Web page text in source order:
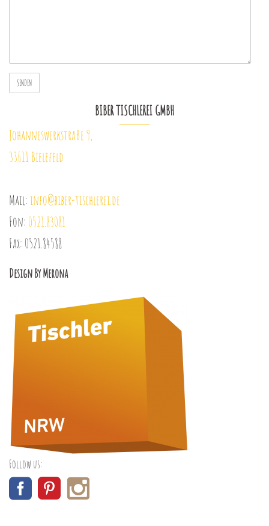
BIBER TISCHLEREI GMBH
Johanneswerkstraße 9,
33611 Bielefeld
Mail:info@biber-tischlerei.de
Fon: 0521.83081
Fax: 0521.84588
Design By Merona
Follow us: